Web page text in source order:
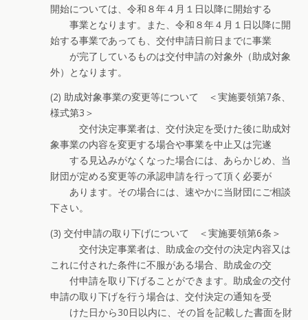
開始については、令和８年４月１日以降に開始する
事業となります。また、令和８年４月１日以降に開
始する事業であっても、交付申請日前日までに事業
が完了しているものは交付申請の対象外（助成対象
外）となります。
(2) 助成対象事業の変更等について ＜実施要領第7条、
様式第3＞
交付決定事業者は、交付決定を受けた後に助成対
象事業の内容を変更する場合や事業を中止又は完遂
する見込みがなくなった場合には、あらかじめ、当
財団が定める変更等の承認申請を行って頂く必要が
あります。その場合には、速やかに当財団にご相談
下さい。
(3) 交付申請の取り下げについて ＜実施要領第6条＞
交付決定事業者は、助成金の交付の決定内容又は
これに付された条件に不服がある場合、助成金の交
付申請を取り下げることができます。助成金の交付
申請の取り下げを行う場合は、交付決定の通知を受
けた日から30日以内に、その旨を記載した書面を財